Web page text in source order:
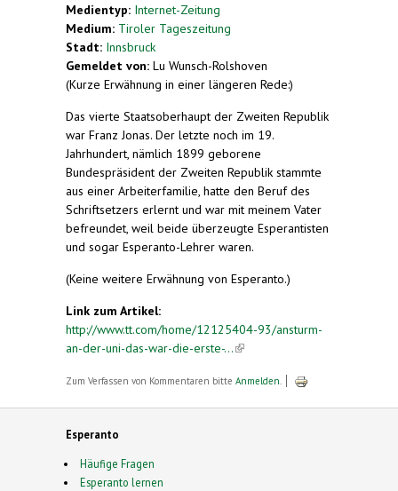
Medientyp: Internet-Zeitung
Medium: Tiroler Tageszeitung
Stadt: Innsbruck
Gemeldet von: Lu Wunsch-Rolshoven
(Kurze Erwähnung in einer längeren Rede:)
Das vierte Staatsoberhaupt der Zweiten Republik
war Franz Jonas. Der letzte noch im 19.
Jahrhundert, nämlich 1899 geborene
Bundespräsident der Zweiten Republik stammte
aus einer Arbeiterfamilie, hatte den Beruf des
Schriftsetzers erlernt und war mit meinem Vater
befreundet, weil beide überzeugte Esperantisten
und sogar Esperanto-Lehrer waren.
(Keine weitere Erwähnung von Esperanto.)
Link zum Artikel:
http://www.tt.com/home/12125404-93/ansturm-
an-der-uni-das-war-die-erste-...(link is external)
Zum Verfassen von Kommentaren bitte Anmelden
Esperanto
Häufige Fragen
Esperanto lernen